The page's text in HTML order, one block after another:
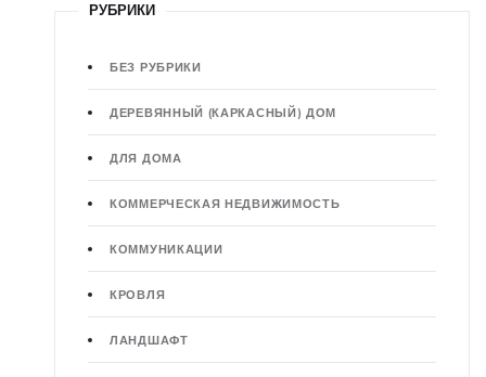
РУБРИКИ
БЕЗ РУБРИКИ
ДЕРЕВЯННЫЙ (КАРКАСНЫЙ) ДОМ
ДЛЯ ДОМА
КОММЕРЧЕСКАЯ НЕДВИЖИМОСТЬ
КОММУНИКАЦИИ
КРОВЛЯ
ЛАНДШАФТ